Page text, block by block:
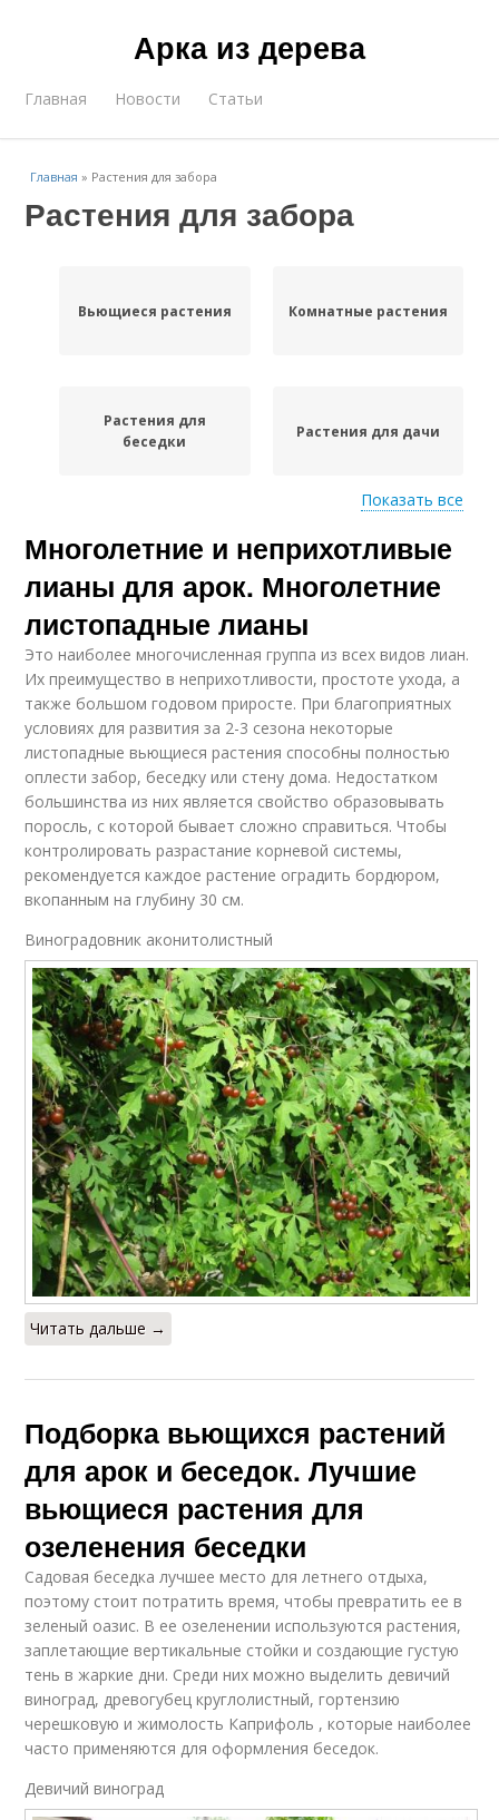
Арка из дерева
Главная Новости Статьи
Главная » Растения для забора
Растения для забора
Вьющиеся растения Комнатные растения
Растения для
беседки
Растения для дачи
Многолетние
растения
Растения для арок
Растения для
озеленения
Растения для арки
Растения для сада
Показать все
Многолетние и неприхотливые
лианы для арок. Многолетние
листопадные лианы
Это наиболее многочисленная группа из всех видов лиан.
Их преимущество в неприхотливости, простоте ухода, а
также большом годовом приросте. При благоприятных
условиях для развития за 2-3 сезона некоторые
листопадные вьющиеся растения способны полностью
оплести забор, беседку или стену дома. Недостатком
большинства из них является свойство образовывать
поросль, с которой бывает сложно справиться. Чтобы
контролировать разрастание корневой системы,
рекомендуется каждое растение оградить бордюром,
вкопанным на глубину 30 см.
Виноградовник аконитолистный
Читать дальше →
Подборка вьющихся растений
для арок и беседок. Лучшие
вьющиеся растения для
озеленения беседки
Садовая беседка лучшее место для летнего отдыха,
поэтому стоит потратить время, чтобы превратить ее в
зеленый оазис. В ее озеленении используются растения,
заплетающие вертикальные стойки и создающие густую
тень в жаркие дни. Среди них можно выделить девичий
виноград, древогубец круглолистный, гортензию
черешковую и жимолость Каприфоль , которые наиболее
часто применяются для оформления беседок.
Девичий виноград